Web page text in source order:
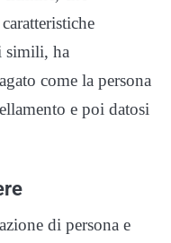
simili, ha
come la persona
e poi datosi
di persona e